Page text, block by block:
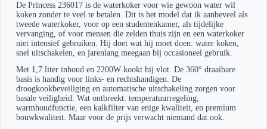
De Princess 236017 is de waterkoker voor wie gewoon water wil
koken zonder te veel te betalen. Dit is het model dat ik aanbeveel als
tweede waterkoker, voor op een studentenkamer, als tijdelijke
vervanging, of voor mensen die zelden thuis zijn en een waterkoker
niet intensief gebruiken. Hij doet wat hij moet doen: water koken,
snel uitschakelen, en jarenlang meegaan bij occasioneel gebruik.
Met 1,7 liter inhoud en 2200W kookt hij vlot. De 360° draaibare
basis is handig voor links- en rechtshandigen. De
droogkookbeveiliging en automatische uitschakeling zorgen voor
basale veiligheid. Wat ontbreekt: temperatuurregeling,
warmhoudfunctie, een kalkfilter van enige kwaliteit, en premium
bouwkwaliteit. Maar voor de prijs verwacht niemand dat ook.